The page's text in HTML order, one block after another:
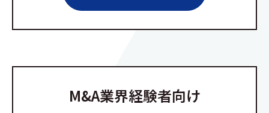
M&A業界経験者向け